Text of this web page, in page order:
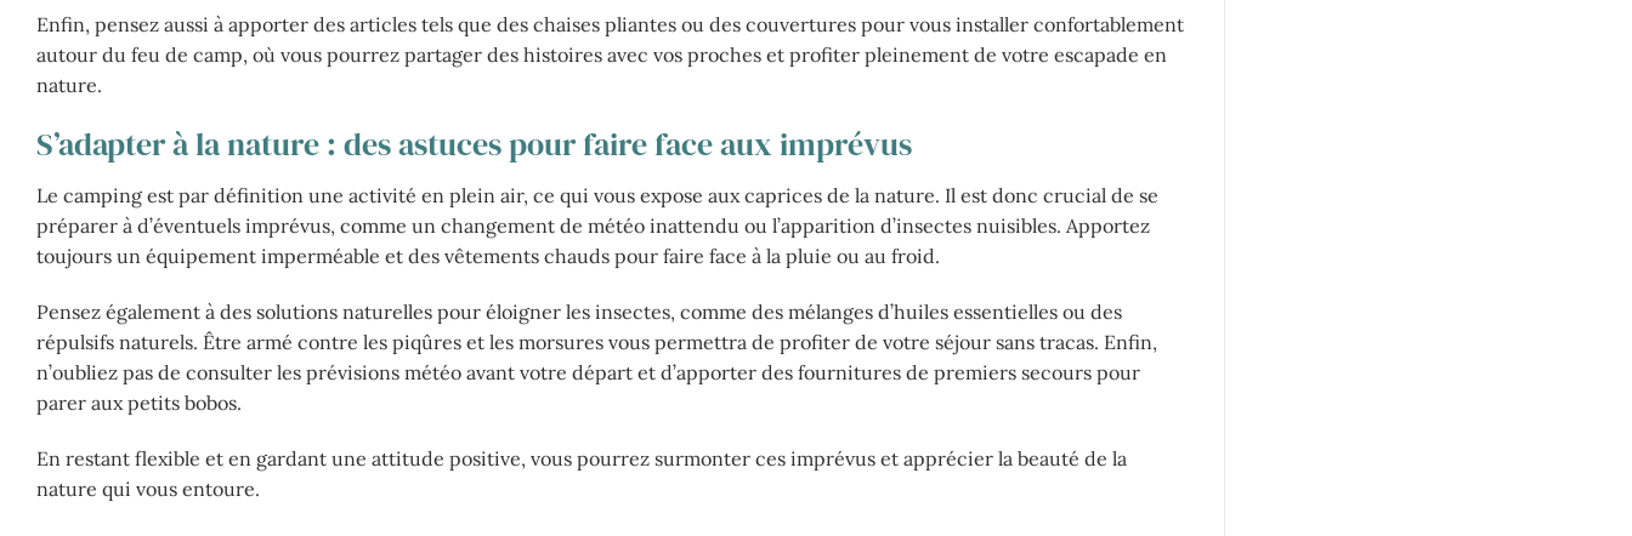
Enfin, pensez aussi à apporter des articles tels que des chaises pliantes ou des couvertures pour vous installer confortablement
autour du feu de camp, où vous pourrez partager des histoires avec vos proches et profiter pleinement de votre escapade en
nature.
S’adapter à la nature : des astuces pour faire face aux imprévus
Le camping est par définition une activité en plein air, ce qui vous expose aux caprices de la nature. Il est donc crucial de se
préparer à d’éventuels imprévus, comme un changement de météo inattendu ou l’apparition d’insectes nuisibles. Apportez
toujours un équipement imperméable et des vêtements chauds pour faire face à la pluie ou au froid.
Pensez également à des solutions naturelles pour éloigner les insectes, comme des mélanges d’huiles essentielles ou des
répulsifs naturels. Être armé contre les piqûres et les morsures vous permettra de profiter de votre séjour sans tracas. Enfin,
n’oubliez pas de consulter les prévisions météo avant votre départ et d’apporter des fournitures de premiers secours pour
parer aux petits bobos.
En restant flexible et en gardant une attitude positive, vous pourrez surmonter ces imprévus et apprécier la beauté de la
nature qui vous entoure.